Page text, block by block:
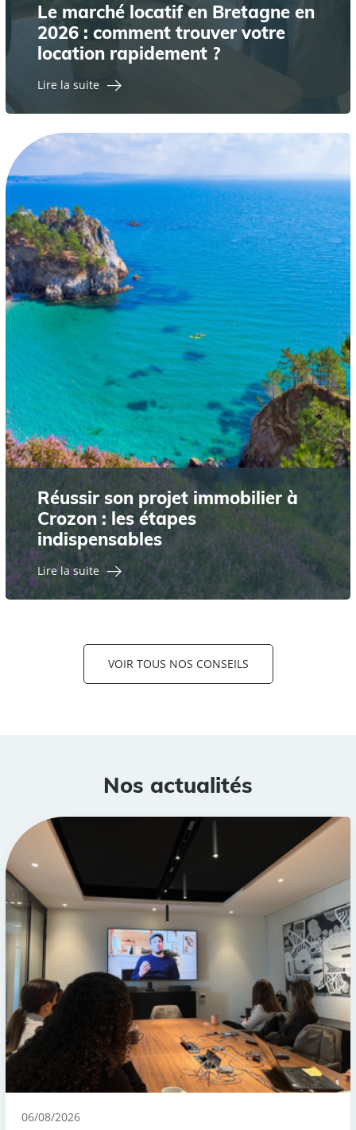
Le marché locatif en Bretagne en
2026 : comment trouver votre
location rapidement ?
Lire la suite
Réussir son projet immobilier à
Crozon : les étapes
indispensables
Lire la suite
VOIR TOUS NOS CONSEILS
Nos actualités
06/08/2026